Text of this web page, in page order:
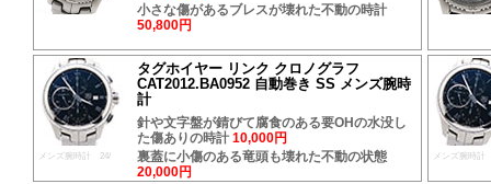
小さな傷があるブレスが壊れた不動の時計
50,800円
メンズ腕時計 24/
タグホイヤー リンク クロノグラフ
CAT2012.BA0952 自動巻き SS メンズ腕時
計
針や文字盤が錆びて腐食のある要OHの水没し
た傷ありの時計 10,000円
裏蓋に小傷のある竜頭も壊れた不動の状態
20,000円
メンズ腕時